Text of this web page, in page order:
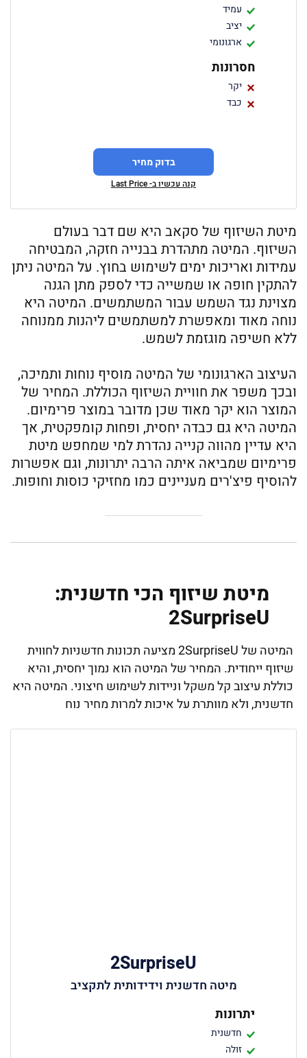
עמיד
יציב
ארגונומי
חסרונות
יקר
כבד
בדוק מחיר
קנה עכשיו ב- Last Price
מיטת השיזוף של סקאב היא שם דבר בעולם
השיזוף. המיטה מתהדרת בבנייה חזקה, המבטיחה
עמידות ואריכות ימים לשימוש בחוץ. על המיטה ניתן
להתקין חופה או שמשייה כדי לספק מתן הגנה
מצוינת נגד השמש עבור המשתמשים. המיטה היא
נוחה מאוד ומאפשרת למשתמשים ליהנות ממנוחה
ללא חשיפה מוגזמת לשמש.
העיצוב הארגונומי של המיטה מוסיף נוחות ותמיכה,
ובכך משפר את חוויית השיזוף הכוללת. המחיר של
המוצר הוא יקר מאוד שכן מדובר במוצר פרימיום.
המיטה היא גם כבדה יחסית, ופחות קומפקטית, אך
היא עדיין מהווה קנייה נהדרת למי שמחפש מיטת
פרימיום שמביאה איתה הרבה יתרונות, וגם אפשרות
להוסיף פיצ'רים מעניינים כמו מחזיקי כוסות וחופות.
מיטת שיזוף הכי חדשנית:
2SurpriseU
המיטה של 2SurpriseU מציעה תכונות חדשניות לחווית
שיזוף ייחודית. המחיר של המיטה הוא נמוך יחסית, והיא
כוללת עיצוב קל משקל וניידות לשימוש חיצוני. המיטה היא
חדשנית, ולא מוותרת על איכות למרות מחיר נוח
2SurpriseU
מיטה חדשנית וידידותית לתקציב
יתרונות
חדשנית
זולה